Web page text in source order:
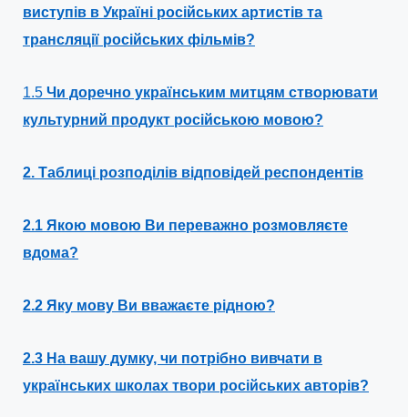
виступів в Україні російських артистів та
трансляції російських фільмів?
1.5 Чи доречно українським митцям створювати
культурний продукт російською мовою?
2. Таблиці розподілів відповідей респондентів
2.1 Якою мовою Ви переважно розмовляєте
вдома?
2.2 Яку мову Ви вважаєте рідною?
2.3 На вашу думку, чи потрібно вивчати в
українських школах твори російських авторів?